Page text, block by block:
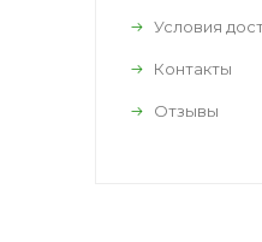
Условия
Контакты
Отзывы